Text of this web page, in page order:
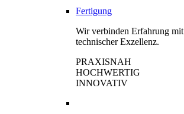
Fertigung
Wir verbinden Erfahrung mit
technischer Exzellenz.
PRAXISNAH
HOCHWERTIG
INNOVATIV